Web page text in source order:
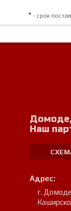
* - срок
Наш
Адрес:
г.